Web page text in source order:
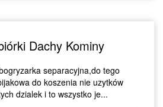
Dachy Kominy
separacyjna,do tego
do koszenia nie uzytków
dzialek i to wszystko je...